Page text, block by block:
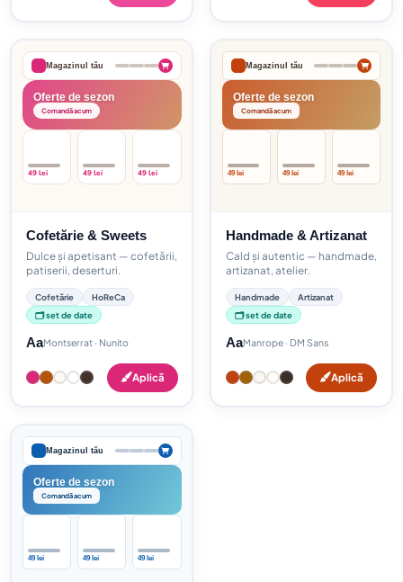
Magazinul tău
Oferte de sezon
Comandă acum
49 lei 49 lei 49 lei
Cofetărie & Sweets
Dulce și apetisant — cofetării,
patiserii, deserturi.
Cofetărie
HoReCa
🗂️ set de date
AaMontserrat · Nunito
Aplică
Magazinul tău
Oferte de sezon
Comandă acum
49 lei 49 lei 49 lei
Handmade & Artizanat
Cald și autentic — handmade,
artizanat, atelier.
Handmade
Artizanat
🗂️ set de date
AaManrope · DM Sans
Aplică
Magazinul tău
Oferte de sezon
Comandă acum
49 lei 49 lei 49 lei